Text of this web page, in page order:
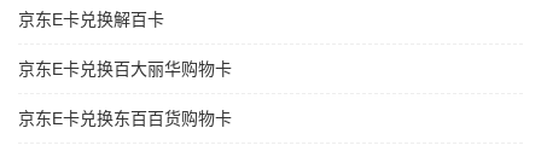
京东E卡兑换解百卡
京东E卡兑换百大丽华购物卡
京东E卡兑换东百百货购物卡